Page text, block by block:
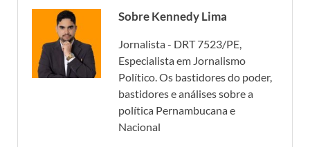
Sobre Kennedy Lima
Jornalista - DRT 7523/PE,
Especialista em Jornalismo
Político. Os bastidores do poder,
bastidores e análises sobre a
política Pernambucana e
Nacional